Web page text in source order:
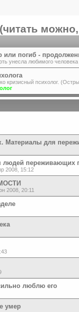
можно,
погиб -
унесла любимого человека
кризисный психолог.
Материалы для
людей переживающих
2008, 15:12
2008, 20:11
люблю его
умер